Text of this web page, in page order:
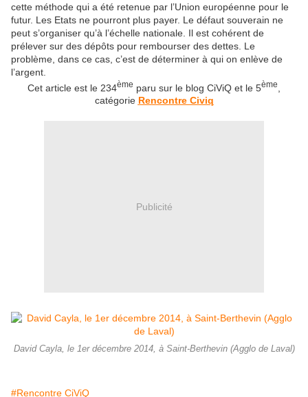
cette méthode qui a été retenue par l’Union européenne pour le
futur. Les Etats ne pourront plus payer. Le défaut souverain ne
peut s’organiser qu’à l’échelle nationale. Il est cohérent de
prélever sur des dépôts pour rembourser des dettes. Le
problème, dans ce cas, c’est de déterminer à qui on enlève de
l’argent.
Cet article est le 234ème paru sur le blog CiViQ et le 5ème
catégorie Rencontre Civiq
Publicité
David Cayla, le 1er décembre 2014, à Saint-Berthevin (Agglo de Laval)
#Rencontre CiViQ